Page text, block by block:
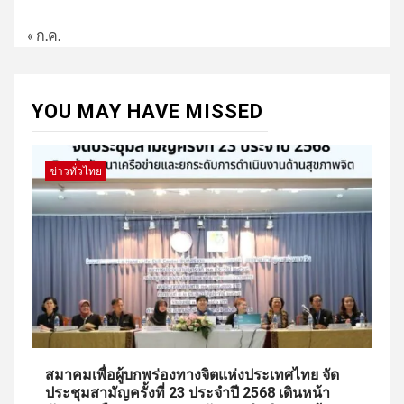
« ก.ค.
YOU MAY HAVE MISSED
ข่าวทั่วไทย
สมาคมเพื่อผู้บกพร่องทางจิตแห่งประเทศไทย จัด
ประชุมสามัญครั้งที่ 23 ประจำปี 2568 เดินหน้า